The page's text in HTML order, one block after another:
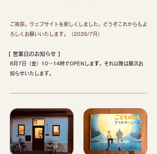
ご挨拶。ウェブサイトを新しくしました。どうぞこれからもよ
ろしくお願いいたします。（2026/7月）
【 ​営業日のお知らせ 】
8月7日（金）10〜14時でOPENします。それ以降は順次お
知らせいたします。